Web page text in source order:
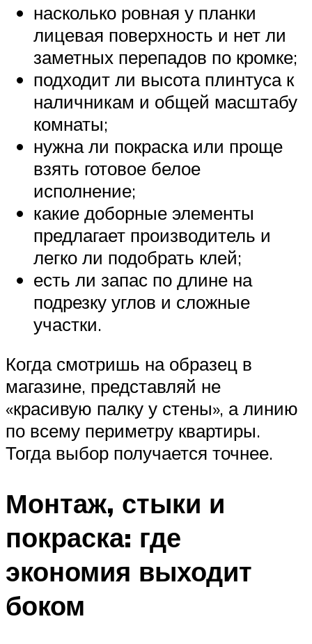
насколько ровная у планки
лицевая поверхность и нет ли
заметных перепадов по кромке;
подходит ли высота плинтуса к
наличникам и общей масштабу
комнаты;
нужна ли покраска или проще
взять готовое белое
исполнение;
какие доборные элементы
предлагает производитель и
легко ли подобрать клей;
есть ли запас по длине на
подрезку углов и сложные
участки.
Когда смотришь на образец в
магазине, представляй не
«красивую палку у стены», а линию
по всему периметру квартиры.
Тогда выбор получается точнее.
Монтаж, стыки и
покраска: где
экономия выходит
боком